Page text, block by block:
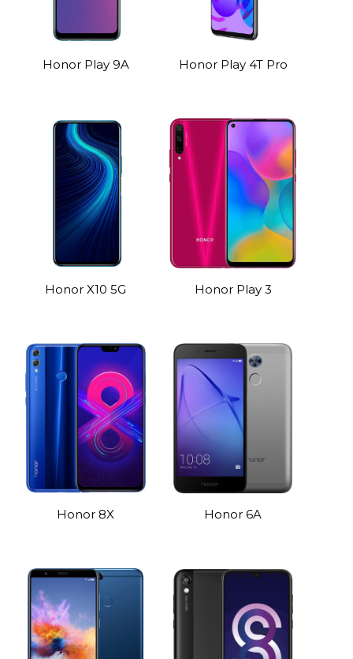
Honor Play 9A Honor Play 4T Pro
Honor X10 5G Honor Play 3
Honor 8X Honor 6A